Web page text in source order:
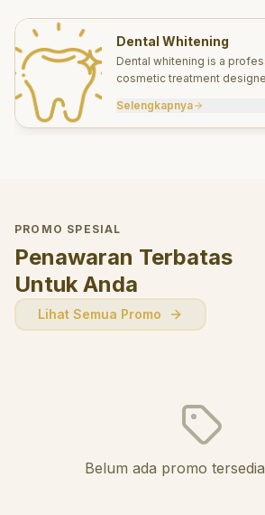
Dental Whitening
Dental whitening is a
cosmetic treatment
effectively.
Selengkapnya
PROMO SPESIAL
Penawaran Terbatas
Untuk Anda
Lihat Semua Promo
Belum ada promo